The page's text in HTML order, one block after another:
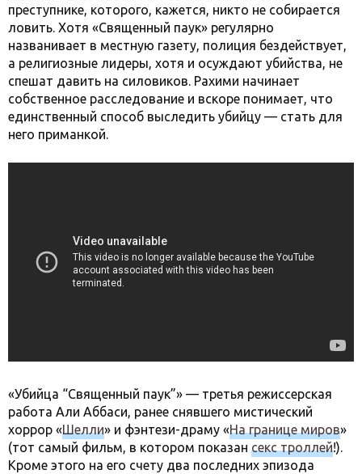
преступнике, которого, кажется, никто не собирается
ловить. Хотя «Священный паук» регулярно
названивает в местную газету, полиция бездействует,
а религиозные лидеры, хотя и осуждают убийства, не
спешат давить на силовиков. Рахими начинает
собственное расследование и вскоре понимает, что
единственный способ выследить убийцу — стать для
него приманкой.
«Убийца “Священный паук”» — третья режиссерская
работа Али Аббаси, ранее снявшего мистический
хоррор «Шелли» и фэнтези-драму «На границе миров»
(тот самый фильм, в котором показан секс троллей!).
Кроме этого на его счету два последних эпизода